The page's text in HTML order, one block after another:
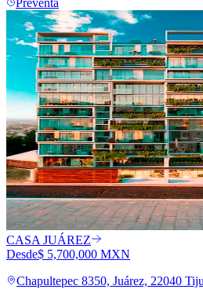
CASA JUÁREZ
Desde$ 5,700,000 MXN
Chapultepec 8350, Juárez, 22040